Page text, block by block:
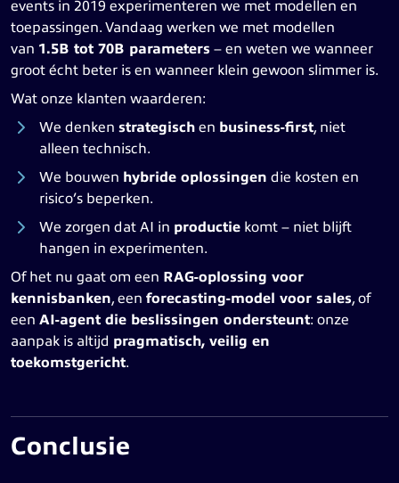
events in 2019 experimenteren we met modellen en
toepassingen. Vandaag werken we met modellen
van 1.5B tot 70B parameters – en weten we wanneer
groot écht beter is en wanneer klein gewoon slimmer is.
Wat onze klanten waarderen:
We denken strategisch en business-first, niet
alleen technisch.
We bouwen hybride oplossingen die kosten en
risico’s beperken.
We zorgen dat AI in productie komt – niet blijft
hangen in experimenten.
Of het nu gaat om een RAG-oplossing voor
kennisbanken, een forecasting-model voor sales, of
een AI-agent die beslissingen ondersteunt: onze
aanpak is altijd pragmatisch, veilig en
toekomstgericht.
Conclusie